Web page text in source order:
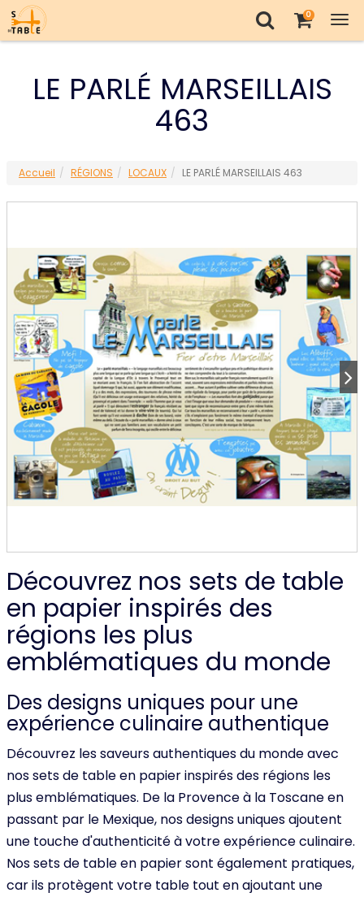
0
LE PARLÉ MARSEILLAIS
463
Accueil RÉGIONS LOCAUX LE PARLÉ MARSEILLAIS 463
Découvrez nos sets de table
en papier inspirés des
régions les plus
emblématiques du monde
Des designs uniques pour une
expérience culinaire authentique
Découvrez les saveurs authentiques du monde avec
nos sets de table en papier inspirés des régions les
plus emblématiques. De la Provence à la Toscane en
passant par le Mexique, nos designs uniques ajoutent
une touche d'authenticité à votre expérience culinaire.
Nos sets de table en papier sont également pratiques,
car ils protègent votre table tout en ajoutant une